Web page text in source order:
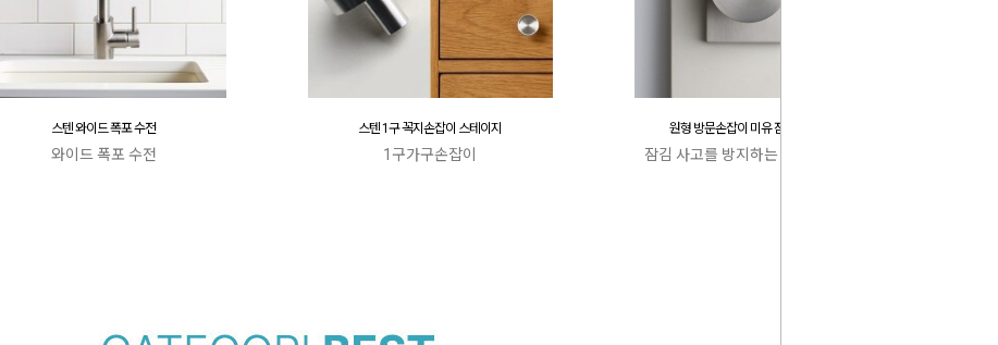
스텐 와이드 폭포 수전
와이드 폭포 수전
스텐 1구 꼭지손잡이 스테이지
1구가구손잡이
원형 방문손잡이 미유 잠김 사고 방지
잠김 사고를 방지하는 특허 캐치박스